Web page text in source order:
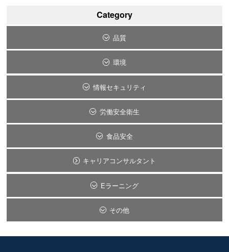
Category
品質
環境
情報セキュリティ
労働安全衛生
食品安全
キャリアコンサルタント
Eラーニング
その他